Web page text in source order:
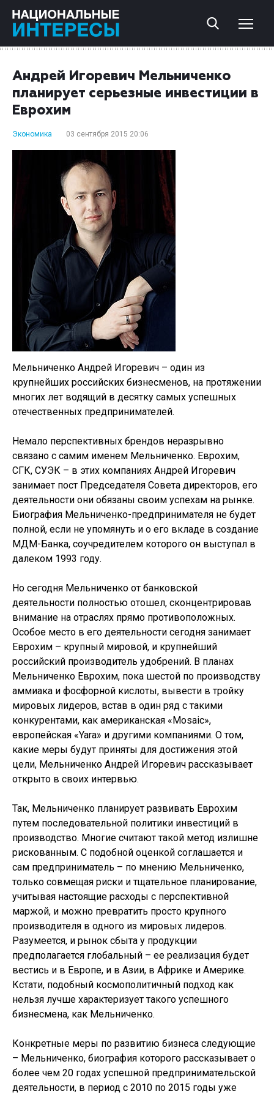
Андрей Игоревич Мельниченко
планирует серьезные инвестиции в
Еврохим
Экономика 03 сентября 2015 20:06
Мельниченко Андрей Игоревич – один из
крупнейших российских бизнесменов, на протяжении
многих лет водящий в десятку самых успешных
отечественных предпринимателей.
Немало перспективных брендов неразрывно
связано с самим именем Мельниченко. Еврохим,
СГК, СУЭК – в этих компаниях Андрей Игоревич
занимает пост Председателя Совета директоров, его
деятельности они обязаны своим успехам на рынке.
Биография Мельниченко-предпринимателя не будет
полной, если не упомянуть и о его вкладе в создание
МДМ-Банка, соучредителем которого он выступал в
далеком 1993 году.
Но сегодня Мельниченко от банковской
деятельности полностью отошел, сконцентрировав
внимание на отраслях прямо противоположных.
Особое место в его деятельности сегодня занимает
Еврохим – крупный мировой, и крупнейший
российский производитель удобрений. В планах
Мельниченко Еврохим, пока шестой по производству
аммиака и фосфорной кислоты, вывести в тройку
мировых лидеров, встав в один ряд с такими
конкурентами, как американская «Mosaic»,
европейская «Yara» и другими компаниями. О том,
какие меры будут приняты для достижения этой
цели, Мельниченко Андрей Игоревич рассказывает
открыто в своих интервью.
Так, Мельниченко планирует развивать Еврохим
путем последовательной политики инвестиций в
производство. Многие считают такой метод излишне
рискованным. С подобной оценкой соглашается и
сам предприниматель – по мнению Мельниченко,
только совмещая риски и тщательное планирование,
учитывая настоящие расходы с перспективной
маржой, и можно превратить просто крупного
производителя в одного из мировых лидеров.
Разумеется, и рынок сбыта у продукции
предполагается глобальный – ее реализация будет
вестись и в Европе, и в Азии, в Африке и Америке.
Кстати, подобный космополитичный подход как
нельзя лучше характеризует такого успешного
бизнесмена, как Мельниченко.
Конкретные меры по развитию бизнеса следующие
– Мельниченко, биография которого рассказывает о
более чем 20 годах успешной предпринимательской
деятельности, в период с 2010 по 2015 годы уже